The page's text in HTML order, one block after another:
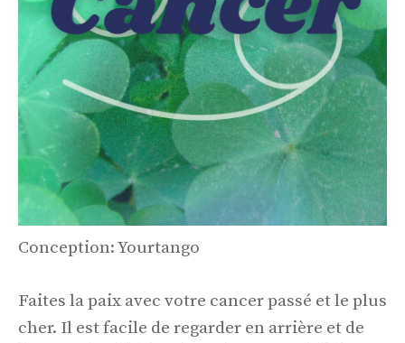
Conception: Yourtango
Faites la paix avec votre cancer passé et le plus
cher. Il est facile de regarder en arrière et de